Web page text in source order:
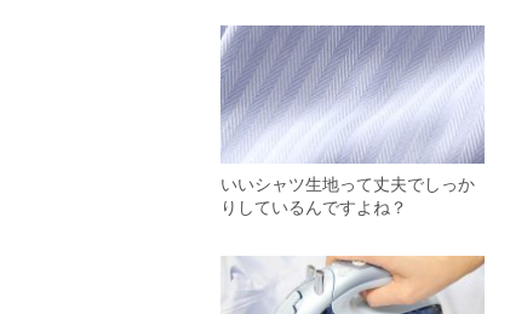
いいシャツ生地って丈夫でしっか
りしているんですよね？